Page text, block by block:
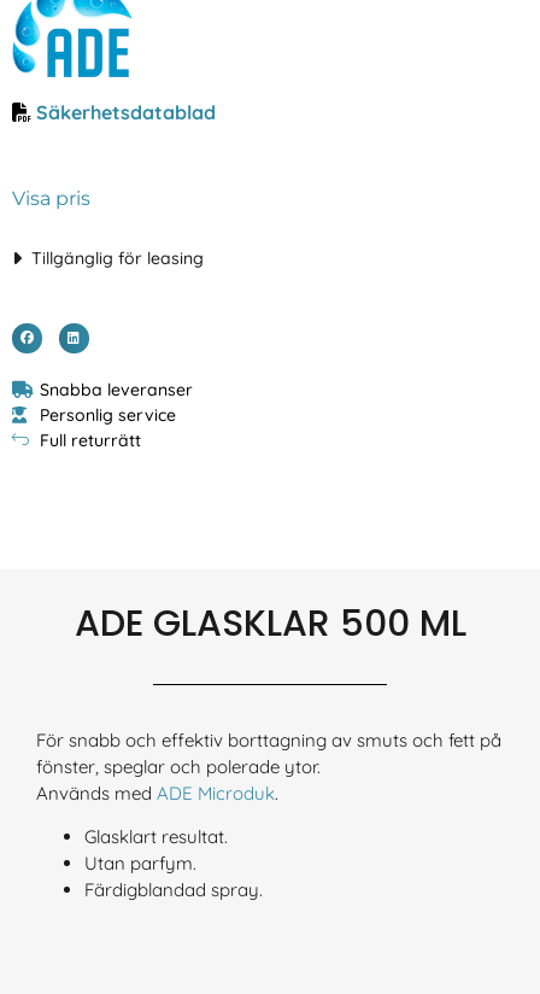
Säkerhetsdatablad
Visa pris
Tillgänglig för leasing
Snabba leveranser
Personlig service
Full returrätt
ADE GLASKLAR 500 ML
För snabb och effektiv borttagning av smuts och fett på
fönster, speglar och polerade ytor.
Används med ADE Microduk.
Glasklart resultat.
Utan parfym.
Färdigblandad spray.